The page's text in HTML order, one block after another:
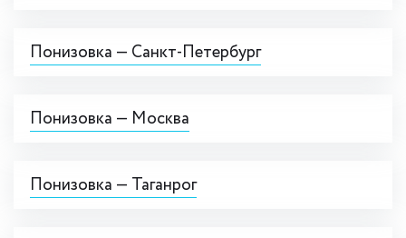
Понизовка — Санкт-Петербург
Понизовка — Москва
Понизовка — Таганрог